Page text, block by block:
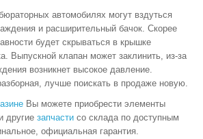
автомобилях могут вздуться
и расширительный бачок. Скорее
будет скрываться в крышке
Выпускной клапан может заклинить, из-за
возникнет высокое давление.
лучше поискать в продаже новую.
Вы можете приобрести элементы
другие запчасти со склада по доступным
официальная гарантия.